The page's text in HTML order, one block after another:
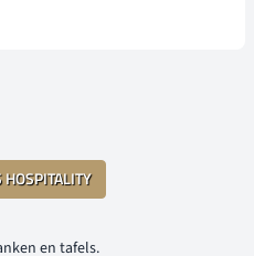
HOSPITALITY
en tafels.